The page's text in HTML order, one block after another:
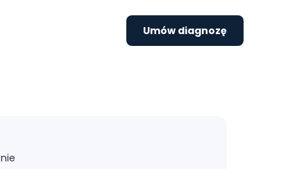
Umów diagnozę